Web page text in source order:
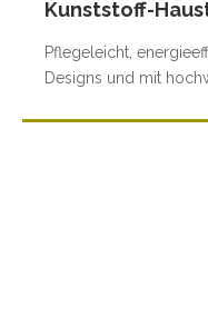
Kunststoff-
Pflegeleicht,
Designs und mit